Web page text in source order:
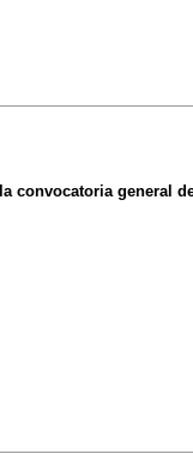
convocatoria general